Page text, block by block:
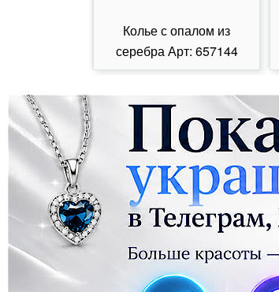
Колье с опалом из
серебра Арт: 657144